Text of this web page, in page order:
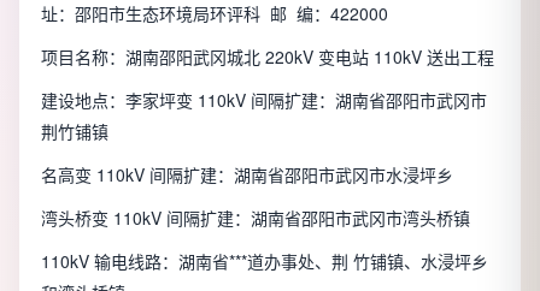
址：邵阳市生态环境局环评科 邮 编：422000
项目名称：湖南邵阳武冈城北 220kV 变电站 110kV 送出工程
建设地点：李家坪变 110kV 间隔扩建：湖南省邵阳市武冈市
荆竹铺镇
名高变 110kV 间隔扩建：湖南省邵阳市武冈市水浸坪乡
湾头桥变 110kV 间隔扩建：湖南省邵阳市武冈市湾头桥镇
110kV 输电线路：湖南省***道办事处、荆 竹铺镇、水浸坪乡